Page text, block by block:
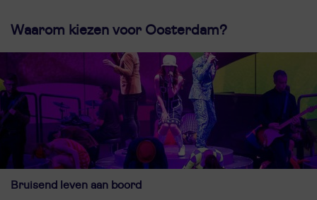
Waarom kiezen voor Oosterdam?
Bruisend leven aan boord